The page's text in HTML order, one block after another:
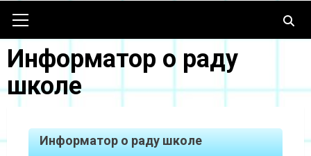
Информатор о раду
школе
Информатор о раду школе